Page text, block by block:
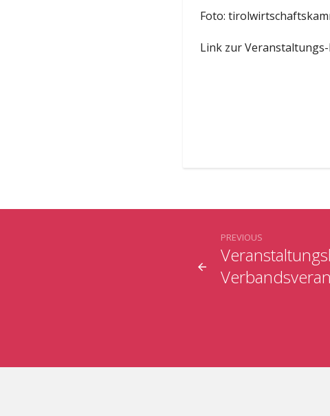
Foto:
Link zur Veranstaltungs-
PREVIOUS